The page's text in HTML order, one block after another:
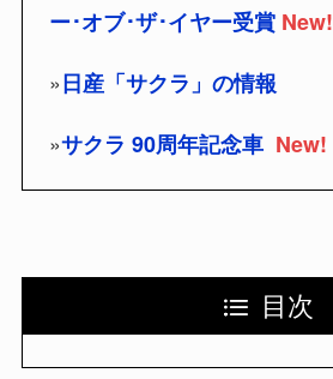
ー･オブ･ザ･イヤー受賞 New!
»日産「サクラ」の情報
»サクラ 90周年記念車 New!
目次